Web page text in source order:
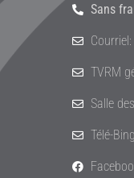
Sans
TVRM
Salle
Télé-